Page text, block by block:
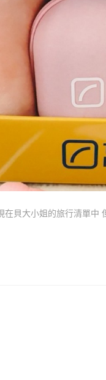
在貝大小姐的旅行清單